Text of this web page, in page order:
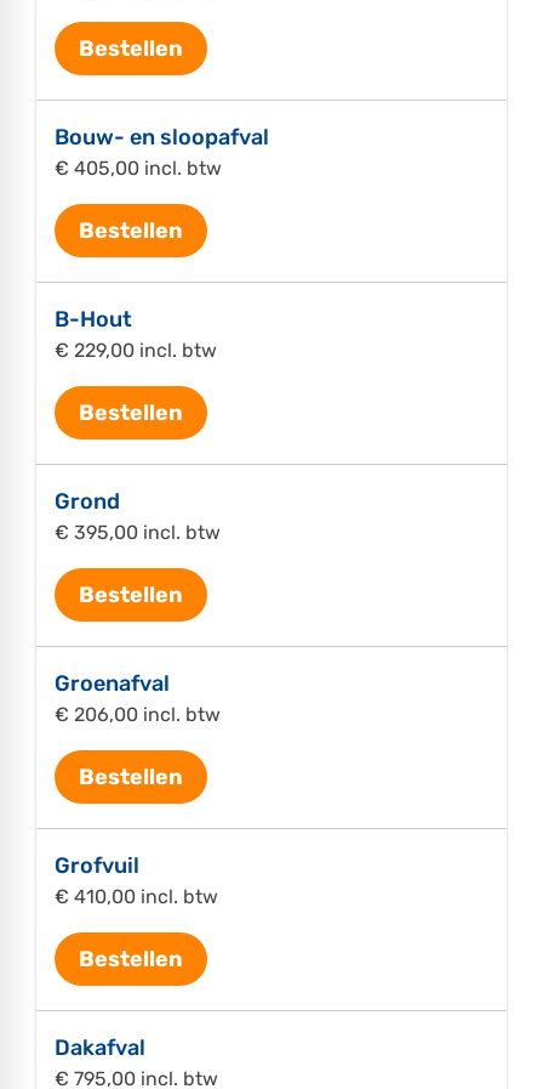
Bestellen
Bouw- en sloopafval
€ 405,00 incl. btw
Bestellen
B-Hout
€ 229,00 incl. btw
Bestellen
Grond
€ 395,00 incl. btw
Bestellen
Groenafval
€ 206,00 incl. btw
Bestellen
Grofvuil
€ 410,00 incl. btw
Bestellen
Dakafval
€ 795,00 incl. btw